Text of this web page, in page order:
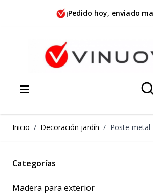
¡Pedido hoy, enviado
Inicio / Decoración jardín / Poste metal
Categorías
Madera para exterior